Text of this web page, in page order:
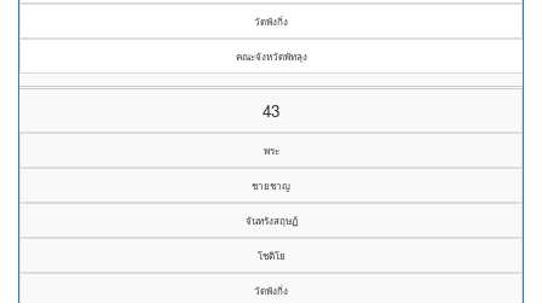
วัดพังกิ่ง
คณะจังหวัดพัทลุง
43
พระ
ชายชาญ
จันทรังสฤษฏ์
โชติโย
วัดพังกิ่ง